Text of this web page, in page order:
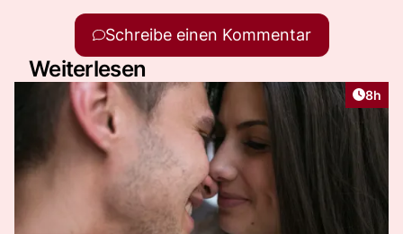
Schreibe einen Kommentar
Weiterlesen
8h